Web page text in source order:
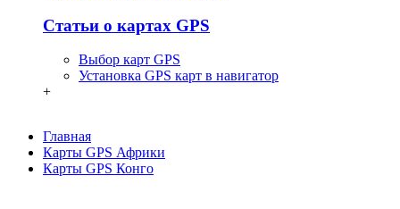
Статьи о картах GPS
Выбор карт GPS
Установка GPS карт в навигатор
+
Главная
Карты GPS Африки
Карты GPS Конго